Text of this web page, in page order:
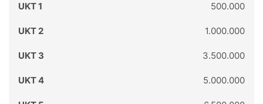
500.000
1.000.000
3.500.000
5.000.000